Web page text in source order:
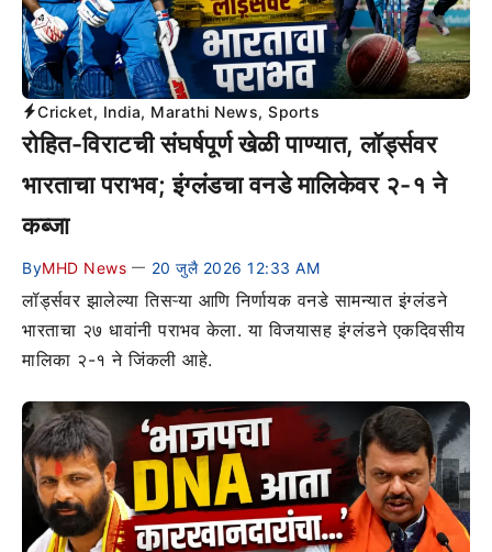
Cricket, India, Marathi News, Sports
रोहित-विराटची संघर्षपूर्ण खेळी पाण्यात, लॉर्ड्सवर
भारताचा पराभव; इंग्लंडचा वनडे मालिकेवर २-१ ने
कब्जा
ByMHD News — 20 जुलै 2026 12:33 AM
लॉर्ड्सवर झालेल्या तिसऱ्या आणि निर्णायक वनडे सामन्यात इंग्लंडने
भारताचा २७ धावांनी पराभव केला. या विजयासह इंग्लंडने एकदिवसीय
मालिका २-१ ने जिंकली आहे.